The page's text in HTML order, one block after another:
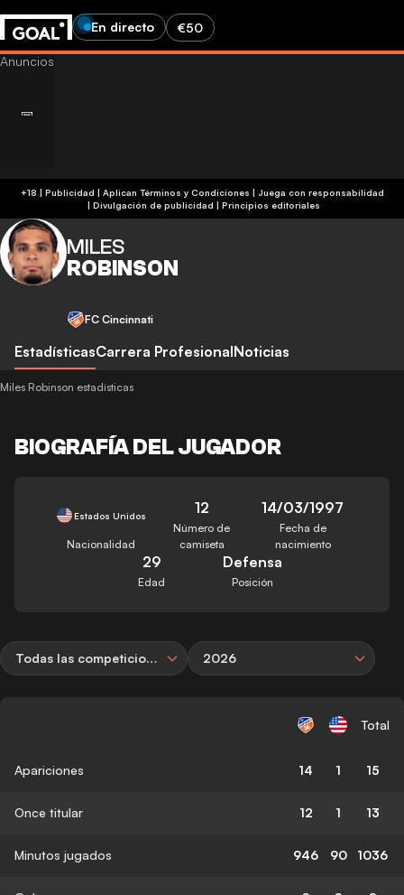
En directo €50
+18 | Publicidad | Aplican Términos y Condiciones | Juega con responsabilidad
| Divulgación de publicidad | Principios editoriales
MILES
ROBINSON
FC Cincinnati
EstadísticasCarrera ProfesionalNoticias
Miles Robinson estadísticas
BIOGRAFÍA DEL JUGADOR
Estados Unidos
Nacionalidad
12
Número de
camiseta
14/03/1997
Fecha de
nacimiento
29
Edad
Defensa
Posición
Todas las competiciones 2026
Total
Apariciones 14 1 15
Once titular 12 1 13
Minutos jugados 946 90 1036